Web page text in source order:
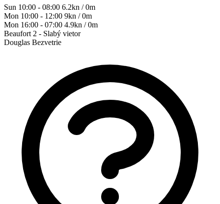
Sun 10:00 - 08:00 6.2kn / 0m
Mon 10:00 - 12:00 9kn / 0m
Mon 16:00 - 07:00 4.9kn / 0m
Beaufort 2 - Slabý vietor
Douglas Bezvetrie